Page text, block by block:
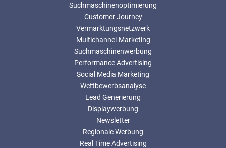
Suchmaschinenoptimierung
Customer Journey
Vermarktungsnetzwerk
Multichannel-Marketing
Suchmaschinenwerbung
Performance Advertising
Social Media Marketing
Wettbewerbsanalyse
Lead Generierung
Displaywerbung
Newsletter
Regionale Werbung
Real Time Advertising